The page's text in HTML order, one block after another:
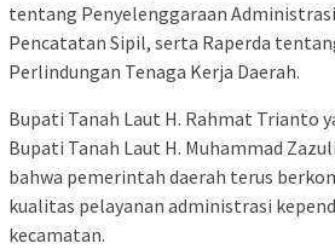
tentang Penyelenggaraan
Pencatatan Sipil, serta Raperda
Perlindungan Tenaga Kerja Daerah.
Bupati Tanah Laut H. Rahmat Trianto
Bupati Tanah Laut H. Muhammad
bahwa pemerintah daerah terus
kualitas pelayanan administrasi
kecamatan.